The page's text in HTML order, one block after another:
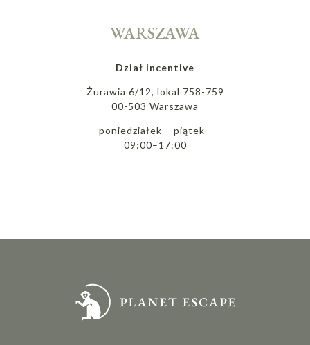
WARSZAWA
Dział Incentive
Żurawia 6/12, lokal 758-759
00-503 Warszawa
poniedziałek – piątek
09:00–17:00